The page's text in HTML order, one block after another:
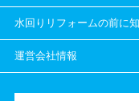
水回りリフォームの前に
運営会社情報